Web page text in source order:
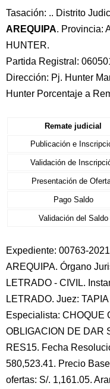
Tasación: .. Distrito
AREQUIPA. Provincia:
HUNTER.
Partida Registral:
Dirección: Pj. Hunter
Hunter Porcentaje a
Remate judicial
Publicación e
Validación de
Presentación de
Pago Saldo
Validación del Saldo
Expediente: 00763-
AREQUIPA. Órgano
LETRADO - CIVIL.
LETRADO. Juez:
Especialista: CHOQUE
OBLIGACION DE DAR
RES15. Fecha
580,523.41. Precio
ofertas: S/. 1,161.05.